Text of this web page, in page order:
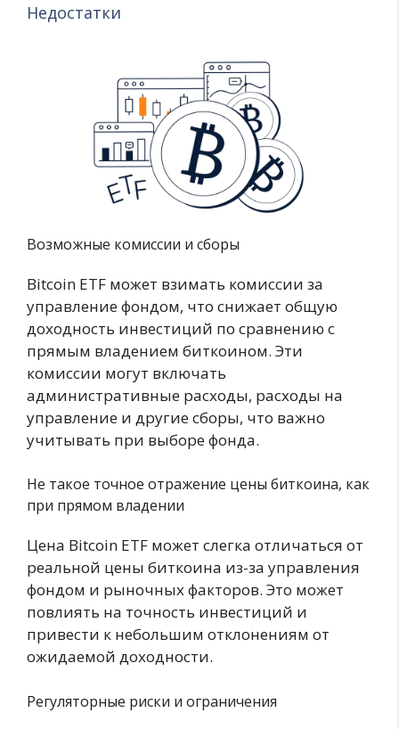
Недостатки
Возможные комиссии и сборы
Bitcoin ETF может взимать комиссии за
управление фондом, что снижает общую
доходность инвестиций по сравнению с
прямым владением биткоином. Эти
комиссии могут включать
административные расходы, расходы на
управление и другие сборы, что важно
учитывать при выборе фонда.
Не такое точное отражение цены биткоина, как
при прямом владении
Цена Bitcoin ETF может слегка отличаться от
реальной цены биткоина из-за управления
фондом и рыночных факторов. Это может
повлиять на точность инвестиций и
привести к небольшим отклонениям от
ожидаемой доходности.
Регуляторные риски и ограничения